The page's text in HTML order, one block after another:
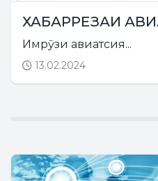
ХАБАРРЕЗАИ
Имрӯзи авиатсия...
13.02.2024